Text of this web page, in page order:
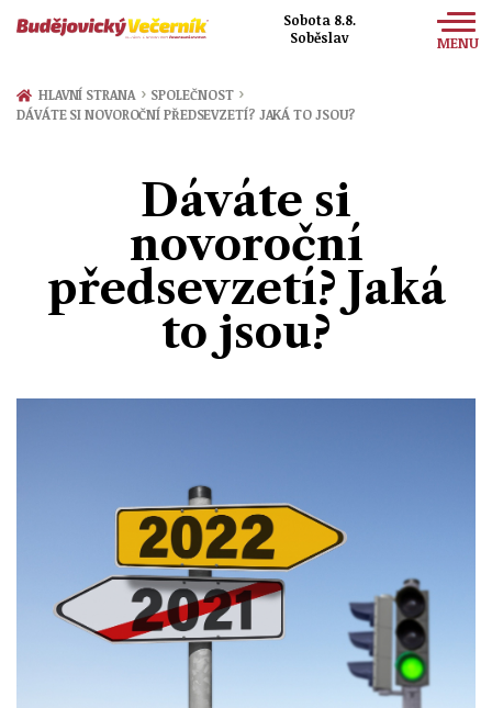
Sobota 8.8.
Soběslav
MENU
Zprávy
HLAVNÍ STRANA › SPOLEČNOST ›
DÁVÁTE SI NOVOROČNÍ PŘEDSEVZETÍ? JAKÁ TO JSOU?
Dáváte si
novoroční
předsevzetí? Jaká
to jsou?